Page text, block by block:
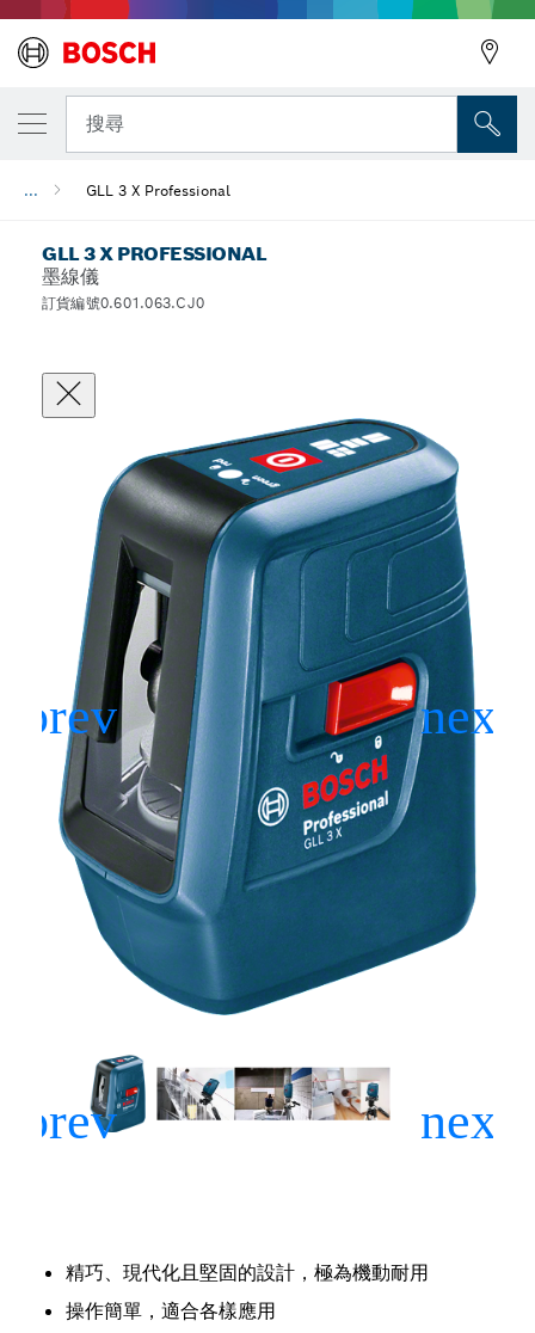
搜尋
... GLL 3 X Professional
GLL 3 X PROFESSIONAL
墨線儀
訂貨編號0.601.063.CJ0
精巧、現代化且堅固的設計，極為機動耐用
操作簡單，適合各樣應用